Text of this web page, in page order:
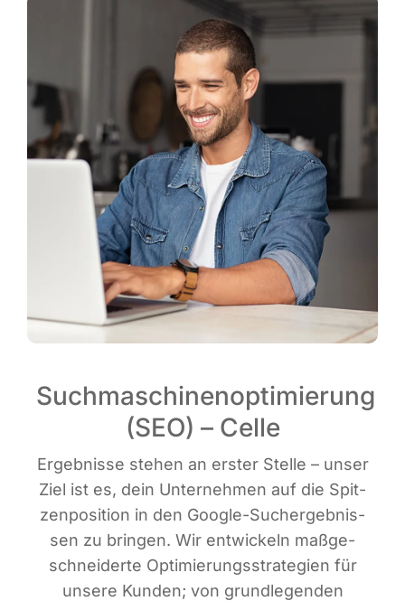
Suchmaschinenoptimierung
(SEO) – Celle
Ergeb­nis­se ste­hen an ers­ter Stel­le – unser
Ziel ist es, dein Unter­neh­men auf die Spit­
zen­po­si­ti­on in den Goog­le-Such­ergeb­nis­
sen zu brin­gen. Wir ent­wi­ckeln maß­ge­
schnei­der­te Opti­mie­rungs­stra­te­gien für
unse­re Kun­den; von grund­le­gen­den